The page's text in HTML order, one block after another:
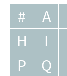
# A
H
I
P
Q